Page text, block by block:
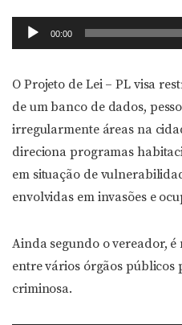
Tocador
de
00:00
O Projeto de Lei – PL visa
de um banco de dados,
irregularmente áreas na
direciona programas
em situação de
envolvidas em invasões e
Ainda segundo o vereador,
entre vários órgãos públicos
criminosa.